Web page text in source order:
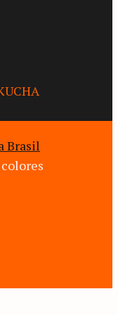
Brasil